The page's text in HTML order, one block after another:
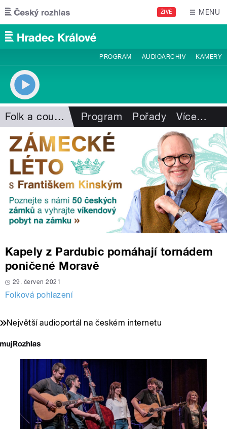
Přejít k hlavnímu obsahu
ŽIVĚ MENU
PROGRAM AUDIOARCHIV KAMERY
Folk a country Program Pořady Více…
Kapely z Pardubic pomáhají tornádem
poničené Moravě
29. červen 2021
Folková pohlazení
Největší audioportál na českém internetu